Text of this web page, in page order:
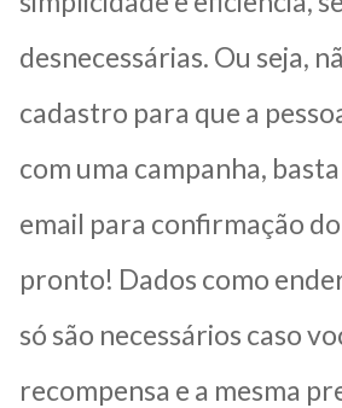
desnecessárias. Ou seja,
cadastro para que a
com uma campanha,
email para confirmação
pronto! Dados como
só são necessários caso
recompensa e a mesma